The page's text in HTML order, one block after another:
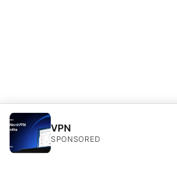
VPN
SPONSORED